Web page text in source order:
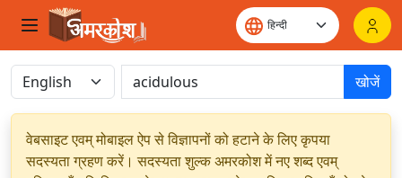
खोजें
वेबसाइट एवम् मोबाइल ऐप से विज्ञापनों को हटाने के लिए कृपया
सदस्यता ग्रहण करें। सदस्यता शुल्क अमरकोश में नए शब्द एवम्